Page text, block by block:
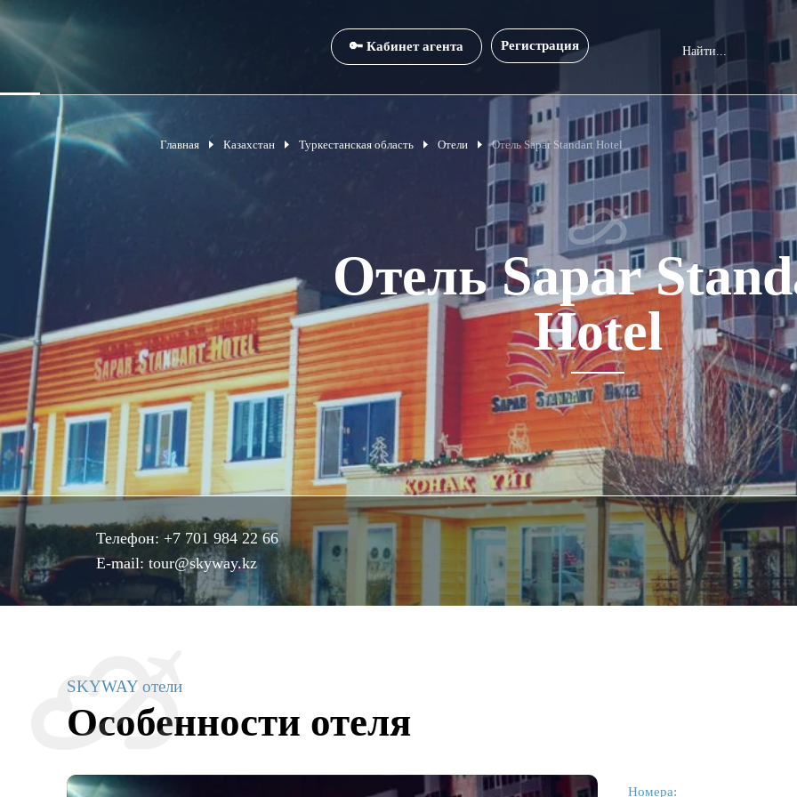
Регистрация
🔑 Кабинет агента
Главная Казахстан Туркестанская область Отели Отель Sapar Standart Hotel
Отель Sapar
Hotel
Телефон: +7 701 984 22 66
E-mail: tour@skyway.kz
SKYWAY отели
Особенности отеля
Номера: